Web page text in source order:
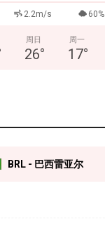
2.2m/s 60%
周日
26°
周一
17°
BRL - 巴西雷亚尔